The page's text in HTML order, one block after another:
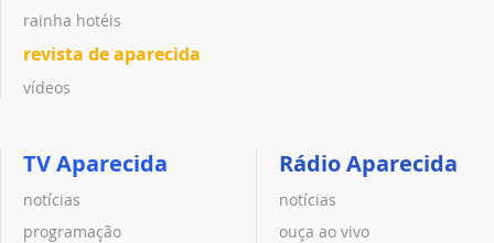
rainha hotéis
revista de aparecida
vídeos
TV Aparecida
notícias
programação
Rádio Aparecida
notícias
ouça ao vivo